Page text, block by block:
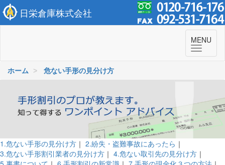
日栄倉庫株式会社
MENU
ホーム 危ない手形の見分け方
1.危ない手形の見分け方 ｜ 2.紛失・盗難事故にあったら ｜
3.危ない手形割引業者の見分け方 ｜ 4.危ない取引先の見分け方 ｜